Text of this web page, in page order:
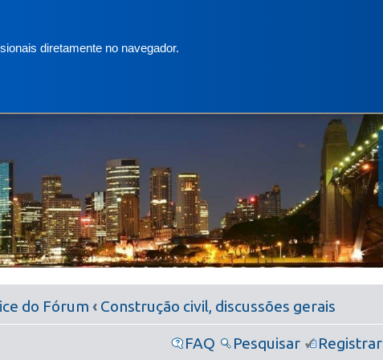
diretamente no navegador.
do Fórum ‹ Construção civil, discussões gerais
FAQ Pesquisar Registrar